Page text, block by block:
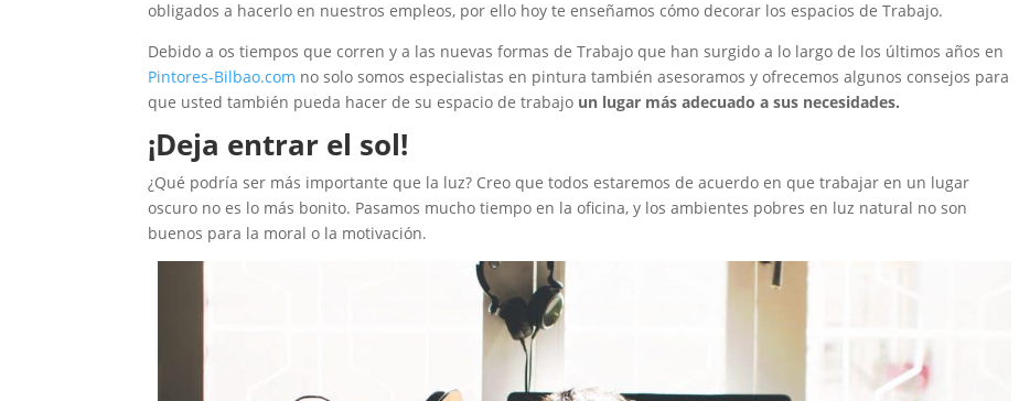
obligados a hacerlo en nuestros empleos, por ello hoy te enseñamos cómo decorar los espacios de Trabajo.
Debido a os tiempos que corren y a las nuevas formas de Trabajo que han surgido a lo largo de los últimos años en
Pintores-Bilbao.com no solo somos especialistas en pintura también asesoramos y ofrecemos algunos consejos para
que usted también pueda hacer de su espacio de trabajo un lugar más adecuado a sus necesidades.
¡Deja entrar el sol!
¿Qué podría ser más importante que la luz? Creo que todos estaremos de acuerdo en que trabajar en un lugar
oscuro no es lo más bonito. Pasamos mucho tiempo en la oficina, y los ambientes pobres en luz natural no son
buenos para la moral o la motivación.